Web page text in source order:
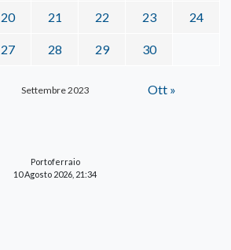
Settembre 2023
20 21 22 23 24
27 28 29 30
Ott »
Portoferraio
10 Agosto 2026, 21:34